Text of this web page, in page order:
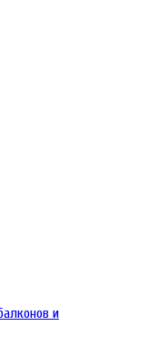
и